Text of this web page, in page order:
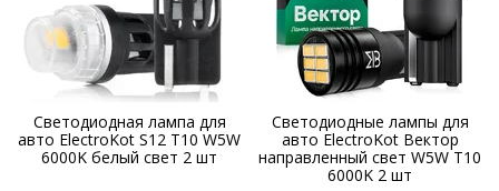
Светодиодная лампа для
авто ElectroKot S12 T10 W5W
6000K белый свет 2 шт
Светодиодные лампы для
авто ElectroKot Вектор
направленный свет W5W T10
6000K 2 шт